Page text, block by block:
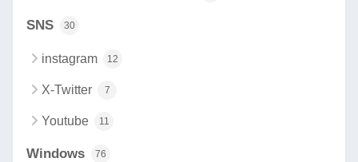
SNS 30
instagram 12
X-Twitter 7
Youtube 11
Windows 76